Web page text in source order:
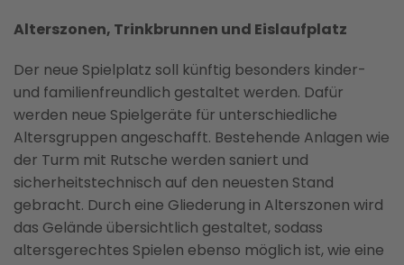
Alterszonen, Trinkbrunnen und Eislaufplatz
Der neue Spielplatz soll künftig besonders kinder-
und familienfreundlich gestaltet werden. Dafür
werden neue Spielgeräte für unterschiedliche
Altersgruppen angeschafft. Bestehende Anlagen wie
der Turm mit Rutsche werden saniert und
sicherheitstechnisch auf den neuesten Stand
gebracht. Durch eine Gliederung in Alterszonen wird
das Gelände übersichtlich gestaltet, sodass
altersgerechtes Spielen ebenso möglich ist, wie eine